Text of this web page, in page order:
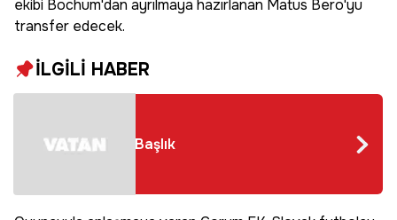
oldu
ekibi Bochum'dan ayrılmaya hazırlanan Matus Bero'yu
transfer edecek.
İLGİLİ HABER
Başlık